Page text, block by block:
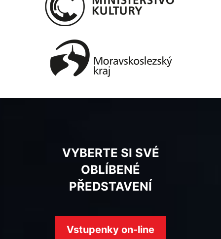
VYBERTE SI SVÉ
OBLÍBENÉ
PŘEDSTAVENÍ
Vstupenky on-line